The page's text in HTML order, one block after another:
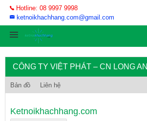
Hotline: 08 9997 9998
ketnoikhachhang.com@gmail.com
CÔNG TY VIỆT PHÁT – CN LONG AN
Bản đồ Liên hệ
Ketnoikhachhang.com